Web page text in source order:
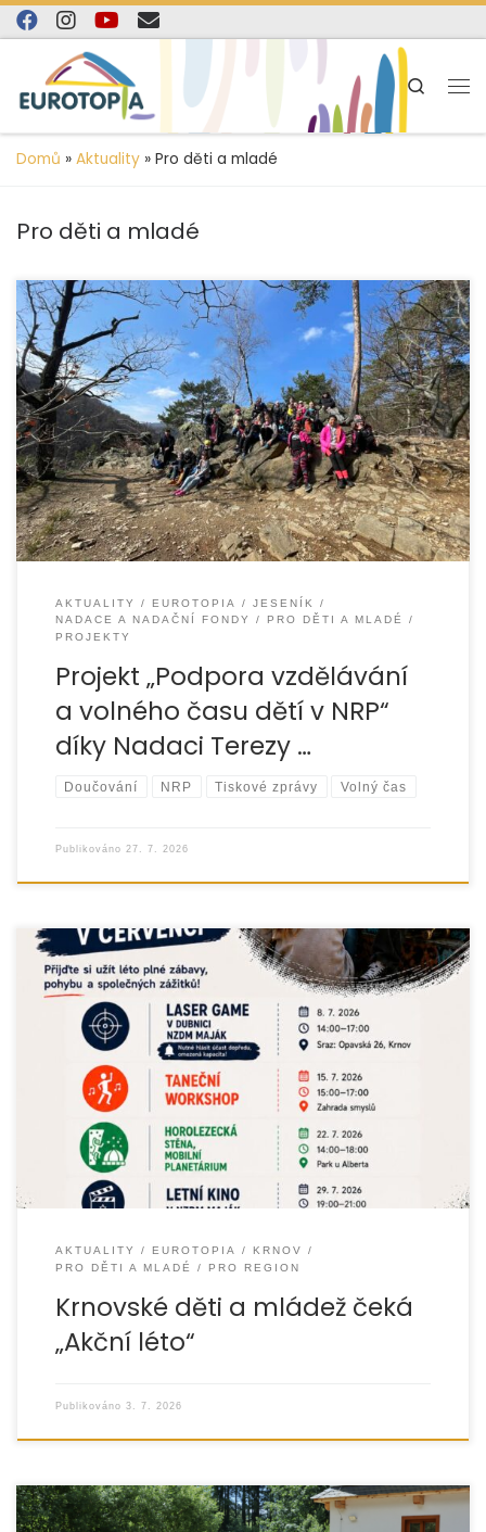
content
Skip to content
Search
Domů » Aktuality » Pro děti a mladé
Pro děti a mladé
Organizace EUROTOPIA.CZ, o.p.s. úspěšně uzavřela
projekt zaměřený na podporu dětí vyrůstajících
v náhradní rodinné péči na Jesenicku a Krnovsku, který
finančně podpořila
AKTUALITY EUROTOPIA
JESENÍK
NADACE A NADAČNÍ FONDY
PRO DĚTI A MLADÉ
PROJEKTY
Projekt „Podpora vzdělávání
a volného času dětí v NRP“
díky Nadaci Terezy …
Doučování NRP Tiskové zprávy Volný čas
Publikováno 27. 7. 2026
Letní prázdniny v Krnově budou letos plné pohybu, tvoření,
hudby a nezapomenutelných zážitků. Město Krnov ve
spolupráci s Armádou spásy
a organizací EUROTOPIA.CZ připravilo pro děti
AKTUALITY EUROTOPIA
KRNOV
PRO DĚTI A MLADÉ
PRO REGION
Krnovské děti a mládež čeká
„Akční léto“
Publikováno 3. 7. 2026